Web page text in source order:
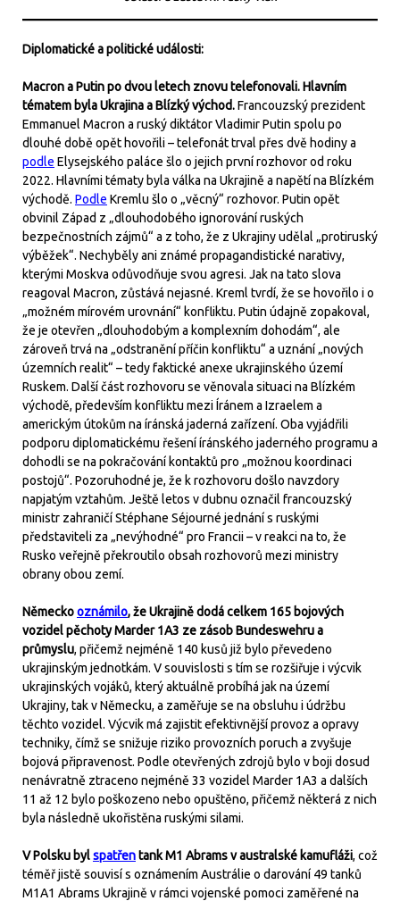
Diplomatické a politické události:
Macron a Putin po dvou letech znovu telefonovali. Hlavním
tématem byla Ukrajina a Blízký východ.Francouzský prezident
Emmanuel Macron a ruský diktátor Vladimir Putin spolu po
dlouhé době opět hovořili – telefonát trval přes dvě hodiny a
podle Elysejského paláce šlo o jejich první rozhovor od roku
2022. Hlavními tématy byla válka na Ukrajině a napětí na Blízkém
východě. Podle Kremlu šlo o „věcný“ rozhovor. Putin opět
obvinil Západ z „dlouhodobého ignorování ruských
bezpečnostních zájmů“ a z toho, že z Ukrajiny udělal „protiruský
výběžek“. Nechyběly ani známé propagandistické narativy,
kterými Moskva odůvodňuje svou agresi. Jak na tato slova
reagoval Macron, zůstává nejasné. Kreml tvrdí, že se hovořilo i o
„možném mírovém urovnání“ konfliktu. Putin údajně zopakoval,
že je otevřen „dlouhodobým a komplexním dohodám“, ale
zároveň trvá na „odstranění příčin konfliktu“ a uznání „nových
územních realit“ – tedy faktické anexe ukrajinského území
Ruskem. Další část rozhovoru se věnovala situaci na Blízkém
východě, především konfliktu mezi Íránem a Izraelem a
americkým útokům na íránská jaderná zařízení. Oba vyjádřili
podporu diplomatickému řešení íránského jaderného programu a
dohodli se na pokračování kontaktů pro „možnou koordinaci
postojů“. Pozoruhodné je, že k rozhovoru došlo navzdory
napjatým vztahům. Ještě letos v dubnu označil francouzský
ministr zahraničí Stéphane Séjourné jednání s ruskými
představiteli za „nevýhodné“ pro Francii – v reakci na to, že
Rusko veřejně překroutilo obsah rozhovorů mezi ministry
obrany obou zemí.
Německooznámilo, že Ukrajině dodá celkem 165 bojových
vozidel pěchoty Marder 1A3 ze zásob Bundeswehru a
průmyslu, přičemž nejméně 140 kusů již bylo převedeno
ukrajinským jednotkám. V souvislosti s tím se rozšiřuje i výcvik
ukrajinských vojáků, který aktuálně probíhá jak na území
Ukrajiny, tak v Německu, a zaměřuje se na obsluhu i údržbu
těchto vozidel. Výcvik má zajistit efektivnější provoz a opravy
techniky, čímž se snižuje riziko provozních poruch a zvyšuje
bojová připravenost. Podle otevřených zdrojů bylo v boji dosud
nenávratně ztraceno nejméně 33 vozidel Marder 1A3 a dalších
11 až 12 bylo poškozeno nebo opuštěno, přičemž některá z nich
byla následně ukořistěna ruskými silami.
V Polsku bylspatřentank M1 Abrams v australské kamufláži, což
téměř jistě souvisí s oznámením Austrálie o darování 49 tanků
M1A1 Abrams Ukrajině v rámci vojenské pomoci zaměřené na